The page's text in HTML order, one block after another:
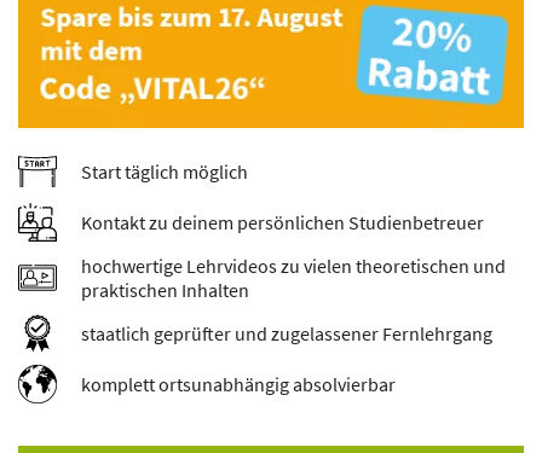
Start täglich möglich
Kontakt zu deinem persönlichen Studienbetreuer
hochwertige Lehrvideos zu vielen theoretischen und
praktischen Inhalten
staatlich geprüfter und zugelassener Fernlehrgang
komplett ortsunabhängig absolvierbar